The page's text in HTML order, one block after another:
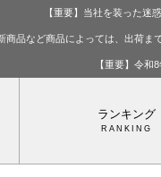
【重要】当社を装った
商品など商品によっては、出荷
【重要】令和
ランキング